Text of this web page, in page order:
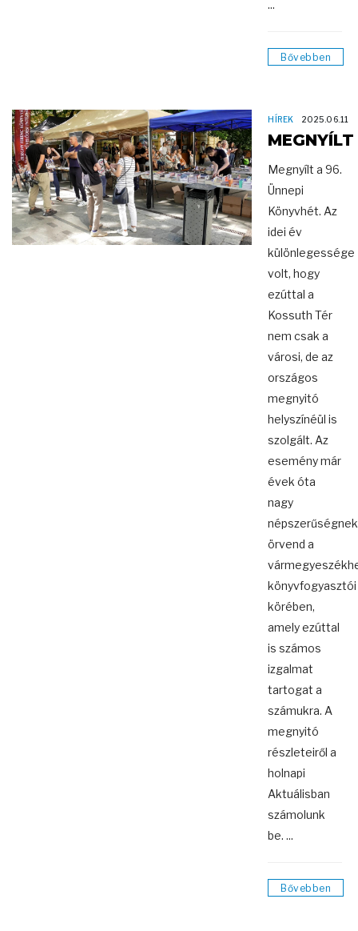
...
Bővebben
HÍREK 2025.06.11
MEGNYÍLT
Megnyílt a 96.
Ünnepi
Könyvhét. Az
idei év
különlegessége
volt, hogy
ezúttal a
Kossuth Tér
nem csak a
városi, de az
országos
megnyitó
helyszínéül is
szolgált. Az
esemény már
évek óta
nagy
népszerűségnek
örvend a
könyvfogyasztói
körében,
amely ezúttal
is számos
izgalmat
tartogat a
számukra. A
megnyitó
részleteiről a
holnapi
Aktuálisban
számolunk
be. ...
Bővebben